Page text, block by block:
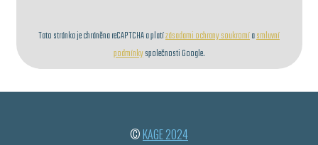
Tato stránka je chráněna reCAPTCHA a platízásadami ochrany soukromíasmluvní
podmínkyspolečnosti Google.
©KAGE 2024